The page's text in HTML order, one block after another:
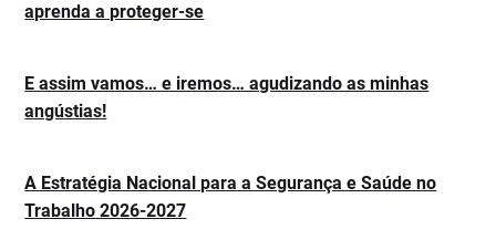
aprenda a proteger-se
E assim vamos… e iremos… agudizando as minhas
angústias!
A Estratégia Nacional para a Segurança e Saúde no
Trabalho 2026-2027